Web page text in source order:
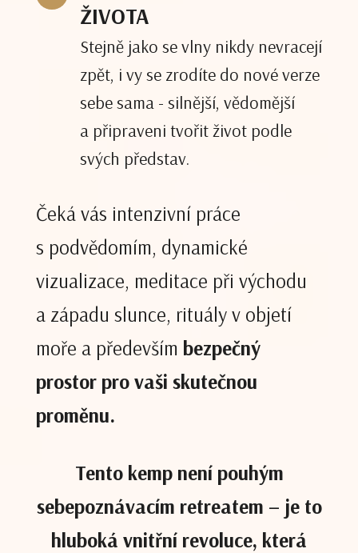
ŽIVOTA
Stejně jako se vlny nikdy nevracejí
zpět, i vy se zrodíte do nové verze
sebe sama - silnější, vědomější
a připraveni tvořit život podle
svých představ.
Čeká vás intenzivní práce
s podvědomím, dynamické
vizualizace, meditace při východu
a západu slunce, rituály v objetí
moře a především bezpečný
prostor pro vaši skutečnou
proměnu.
Tento kemp není pouhým
sebepoznávacím retreatem – je to
hluboká vnitřní revoluce, která